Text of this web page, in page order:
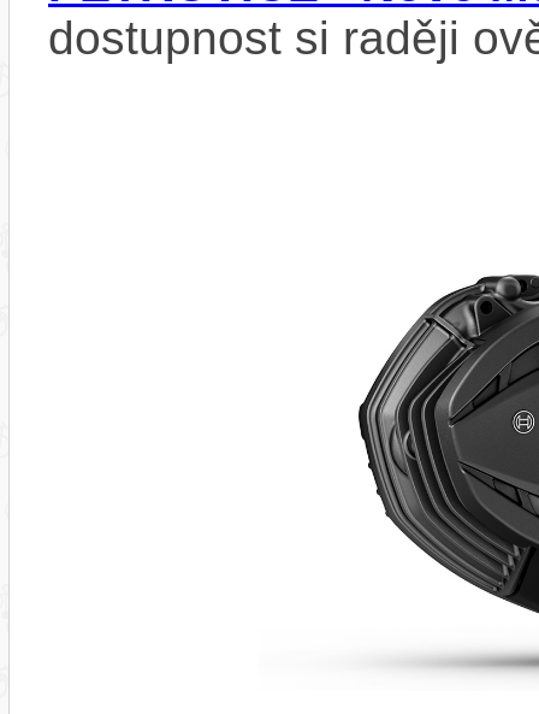
dostupnost si raději